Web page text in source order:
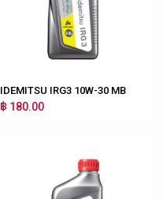
IDEMITSU IRG3 10W-30 MB
฿ 180.00